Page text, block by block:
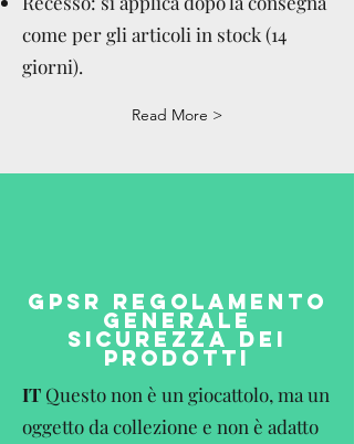
come per gli articoli in stock (14
giorni).
Read More >
GPSR REGOLAMENTO
GENERALE
SICUREZZA DEI
PRODOTTI
IT Questo non è un giocattolo, ma un
oggetto da collezione e non è adatto